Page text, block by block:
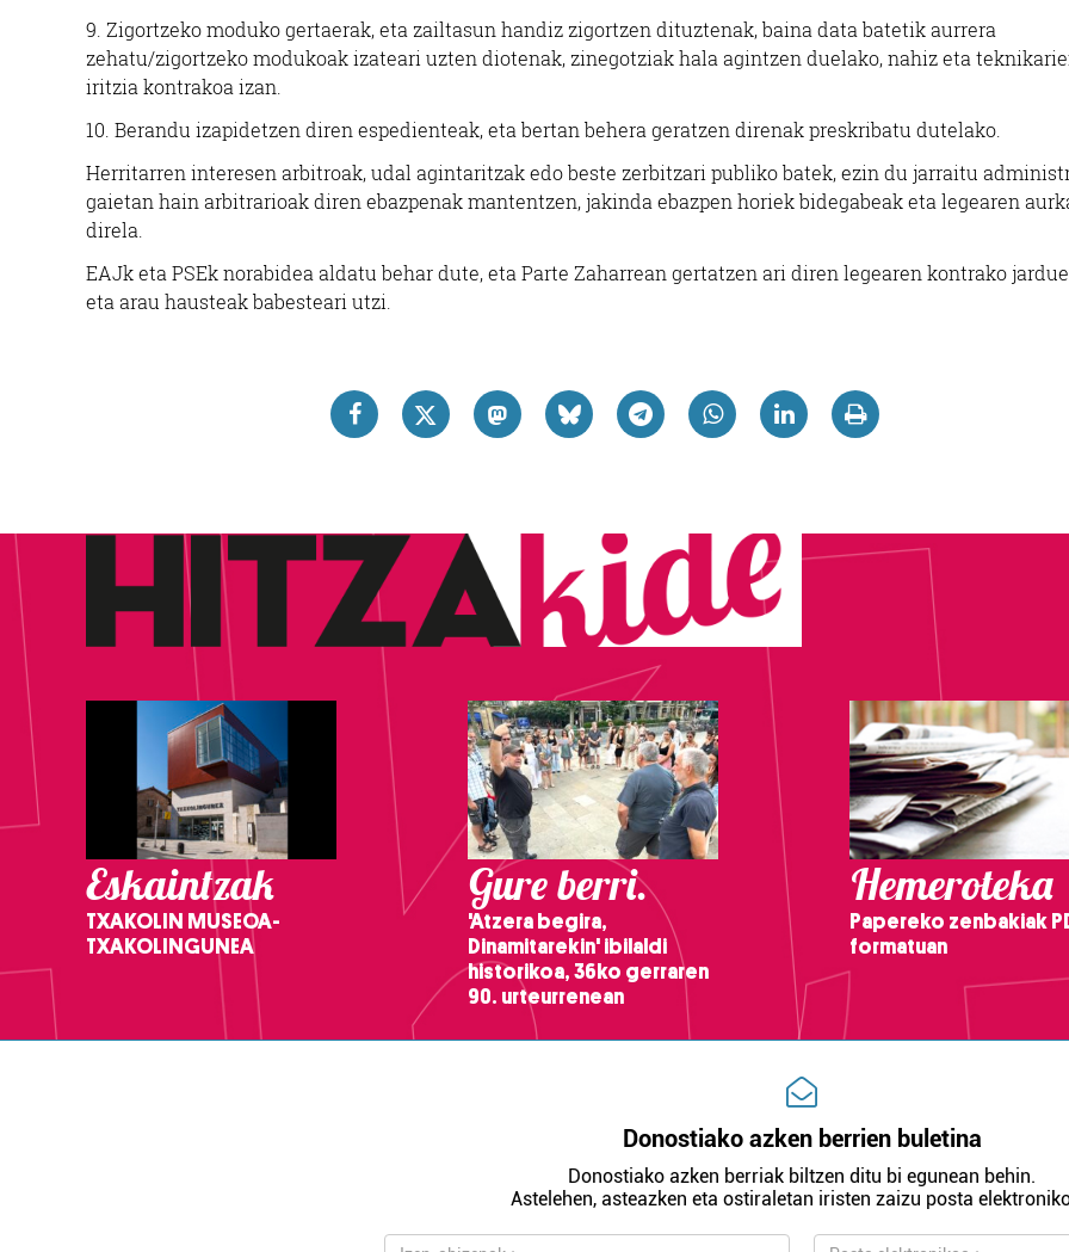
9. Zigortzeko moduko gertaerak, eta zailtasun handiz zigortzen dituztenak, baina data batetik aurrera
zehatu/zigortzeko modukoak izateari uzten diotenak, zinegotziak hala agintzen duelako, nahiz eta
iritzia kontrakoa izan.
10. Berandu izapidetzen diren espedienteak, eta bertan behera geratzen direnak preskribatu dutelako.
Herritarren interesen arbitroak, udal agintaritzak edo beste zerbitzari publiko batek, ezin du jarraitu
gaietan hain arbitrarioak diren ebazpenak mantentzen, jakinda ebazpen horiek bidegabeak eta legearen
direla.
EAJk eta PSEk norabidea aldatu behar dute, eta Parte Zaharrean gertatzen ari diren legearen kontrako
eta arau hausteak babesteari utzi.
Eskaintzak
TXAKOLIN MUSEOA-
TXAKOLINGUNEA
Gure berri.
'Atzera begira,
Dinamitarekin' ibilaldi
historikoa, 36ko gerraren
90. urteurrenean
Hemeroteka
Papereko zenbakiak
formatuan
Donostiako azken berrien buletina
Donostiako azken berriak biltzen ditu bi egunean behin.
Astelehen, asteazken eta ostiraletan iristen zaizu posta